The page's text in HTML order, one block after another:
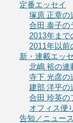
定番エッセイ
塚原 正章の
合田 泰子の
2013年まで
2011年以前
新・連載エッ
北嶋 裕の連
寺下 光彦の
建部 洋平の
合田 玲英の
オフィス便
告知／ニュース